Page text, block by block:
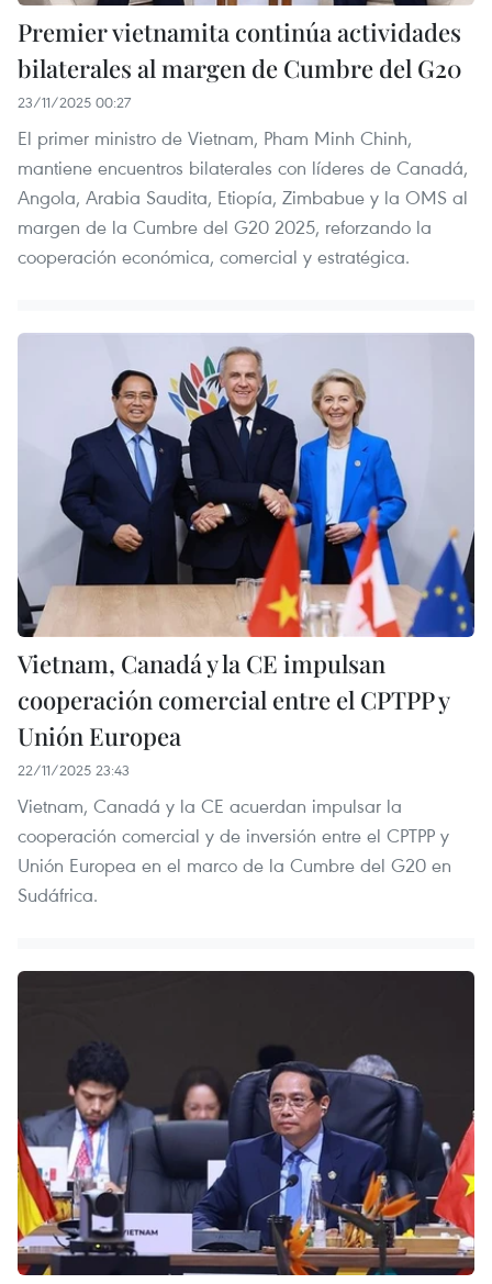
Premier vietnamita continúa actividades
bilaterales al margen de Cumbre del G20
23/11/2025 00:27
El primer ministro de Vietnam, Pham Minh Chinh,
mantiene encuentros bilaterales con líderes de Canadá,
Angola, Arabia Saudita, Etiopía, Zimbabue y la OMS al
margen de la Cumbre del G20 2025, reforzando la
cooperación económica, comercial y estratégica.
Vietnam, Canadá y la CE impulsan
cooperación comercial entre el CPTPP y
Unión Europea
22/11/2025 23:43
Vietnam, Canadá y la CE acuerdan impulsar la
cooperación comercial y de inversión entre el CPTPP y
Unión Europea en el marco de la Cumbre del G20 en
Sudáfrica.